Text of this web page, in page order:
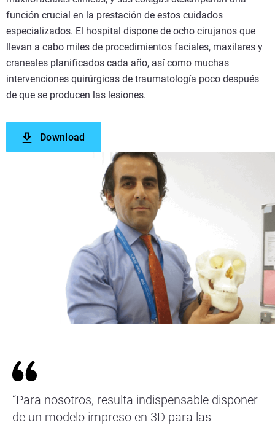
función crucial en la prestación de estos cuidados
especializados. El hospital dispone de ocho cirujanos que
llevan a cabo miles de procedimientos faciales, maxilares y
craneales planificados cada año, así como muchas
intervenciones quirúrgicas de traumatología poco después
de que se producen las lesiones.
Download
“Para nosotros, resulta indispensable disponer
de un modelo impreso en 3D para las